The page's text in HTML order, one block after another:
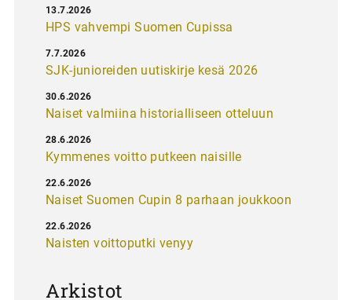
HPS vahvempi Suomen Cupissa
13.7.2026
SJK-junioreiden uutiskirje kesä 2026
7.7.2026
Naiset valmiina historialliseen otteluun
30.6.2026
Kymmenes voitto putkeen naisille
28.6.2026
Naiset Suomen Cupin 8 parhaan joukkoon
22.6.2026
Naisten voittoputki venyy
22.6.2026
Arkistot